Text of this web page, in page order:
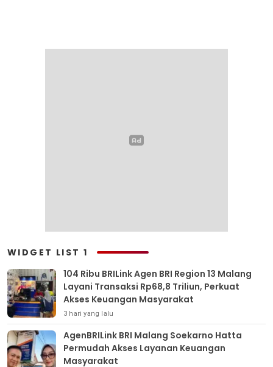
WIDGET LIST 1
104 Ribu BRILink Agen BRI Region 13 Malang
Layani Transaksi Rp68,8 Triliun, Perkuat
Akses Keuangan Masyarakat
3 hari yang lalu
AgenBRILink BRI Malang Soekarno Hatta
Permudah Akses Layanan Keuangan
Masyarakat